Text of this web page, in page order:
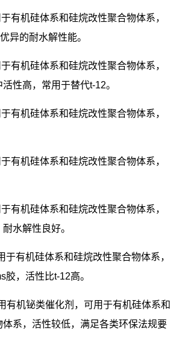
有机硅体系和硅烷改性聚合物体系，
异的耐水解性能。
有机硅体系和硅烷改性聚合物体系，
性高，常用于替代t-12。
有机硅体系和硅烷改性聚合物体系，
有机硅体系和硅烷改性聚合物体系，
有机硅体系和硅烷改性聚合物体系，
水解性良好。
于有机硅体系和硅烷改性聚合物体系，
胶，活性比t-12高。
有机铋类催化剂，可用于有机硅体系和
系，活性较低，满足各类环保法规要